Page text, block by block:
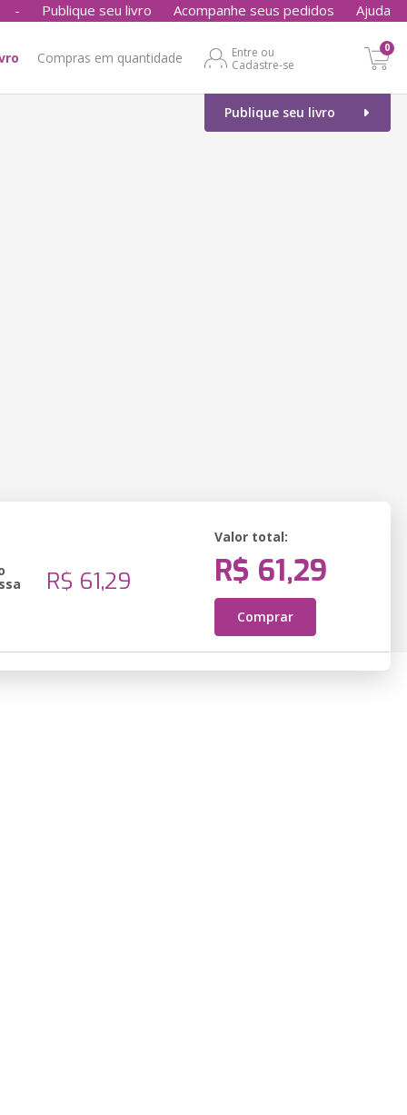
- Publique seu livro Acompanhe seus pedidos Ajuda
Compras em quantidade
Entre ou
Cadastre-se
0
Publique seu livro
R$ 61,29
Valor total:
R$ 61,29
Comprar